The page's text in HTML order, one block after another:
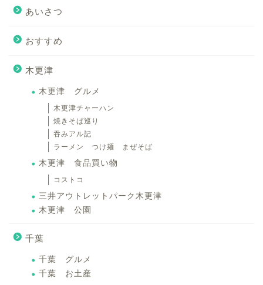
あいさつ
おすすめ
木更津
木更津 グルメ
木更津チャーハン
焼きそば巡り
吞みアル記
ラーメン つけ麺 まぜそば
木更津 食品買い物
コストコ
三井アウトレットパーク木更津
木更津 公園
千葉
千葉 グルメ
千葉 お土産